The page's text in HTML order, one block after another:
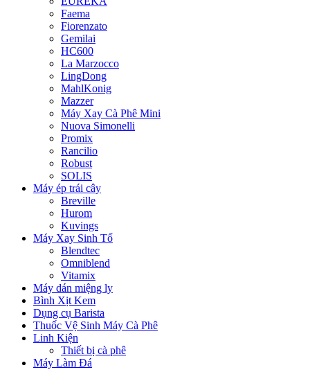
Faema
Fiorenzato
Gemilai
HC600
La Marzocco
LingDong
MahlKonig
Mazzer
Máy Xay Cà Phê Mini
Nuova Simonelli
Promix
Rancilio
Robust
SOLIS
Máy ép trái cây
Breville
Hurom
Kuvings
Máy Xay Sinh Tố
Blendtec
Omniblend
Vitamix
Máy dán miệng ly
Bình Xịt Kem
Dụng cụ Barista
Thuốc Vệ Sinh Máy Cà Phê
Linh Kiện
Thiết bị cà phê
Máy Làm Đá